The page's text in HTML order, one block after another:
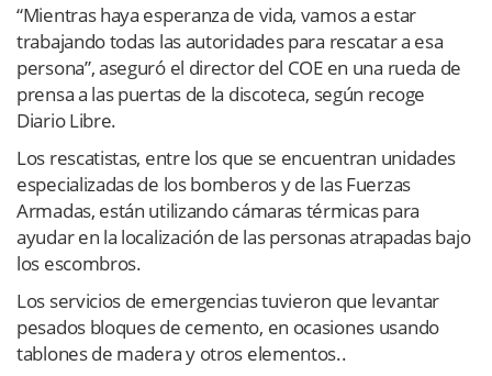
“Mientras haya esperanza de vida, vamos a estar
trabajando todas las autoridades para rescatar a esa
persona”, aseguró el director del COE en una rueda de
prensa a las puertas de la discoteca, según recoge
Diario Libre.
Los rescatistas, entre los que se encuentran unidades
especializadas de los bomberos y de las Fuerzas
Armadas, están utilizando cámaras térmicas para
ayudar en la localización de las personas atrapadas bajo
los escombros.
Los servicios de emergencias tuvieron que levantar
pesados bloques de cemento, en ocasiones usando
tablones de madera y otros elementos..